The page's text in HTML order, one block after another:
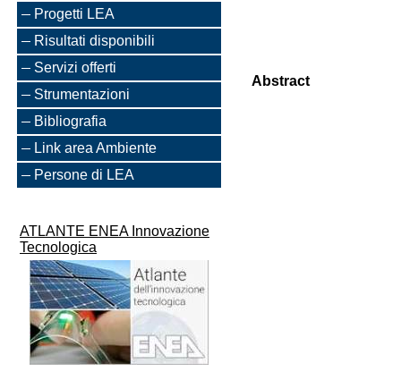
Progetti LEA
Risultati disponibili
Servizi offerti
Strumentazioni
Bibliografia
Link area Ambiente
Persone di LEA
ATLANTE ENEA Innovazione
Tecnologica
Abstract